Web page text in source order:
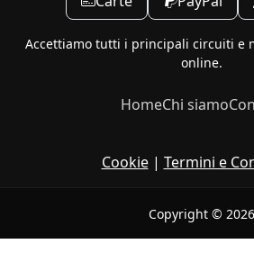
Accettiamo tutti i principali circuiti e
online.
HomeChi siamo
Cookie| Termini e
Copyright © 2026